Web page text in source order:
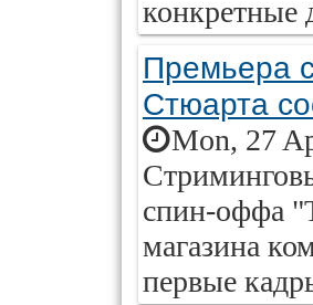
конкретные
Премьера
Стюарта
Mon, 27
спин-оффа
магазина
первые